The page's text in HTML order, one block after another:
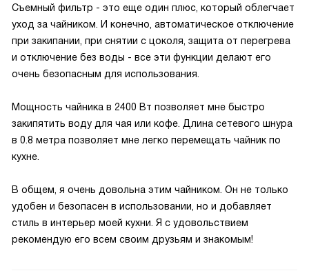
Съемный фильтр - это еще один плюс, который облегчает
уход за чайником. И конечно, автоматическое отключение
при закипании, при снятии с цоколя, защита от перегрева
и отключение без воды - все эти функции делают его
очень безопасным для использования.
Мощность чайника в 2400 Вт позволяет мне быстро
закипятить воду для чая или кофе. Длина сетевого шнура
в 0.8 метра позволяет мне легко перемещать чайник по
кухне.
В общем, я очень довольна этим чайником. Он не только
удобен и безопасен в использовании, но и добавляет
стиль в интерьер моей кухни. Я с удовольствием
рекомендую его всем своим друзьям и знакомым!